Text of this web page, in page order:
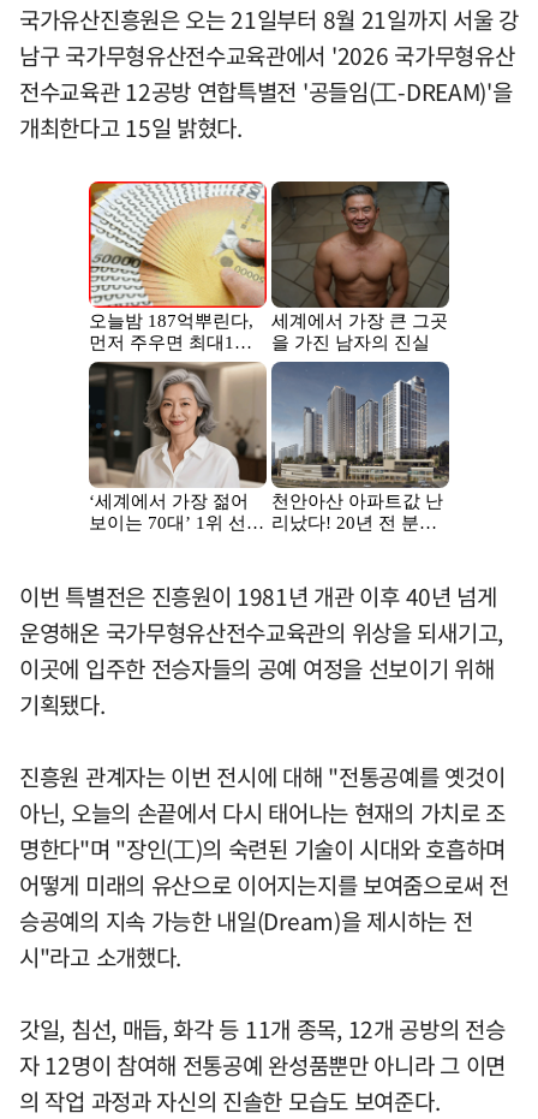
국가유산진흥원은 오는 21일부터 8월 21일까지 서울 강
남구 국가무형유산전수교육관에서 '2026 국가무형유산
전수교육관 12공방 연합특별전 '공들임(工-DREAM)'을
개최한다고 15일 밝혔다.
이번 특별전은 진흥원이 1981년 개관 이후 40년 넘게
운영해온 국가무형유산전수교육관의 위상을 되새기고,
이곳에 입주한 전승자들의 공예 여정을 선보이기 위해
기획됐다.
진흥원 관계자는 이번 전시에 대해 "전통공예를 옛것이
아닌, 오늘의 손끝에서 다시 태어나는 현재의 가치로 조
명한다"며 "장인(工)의 숙련된 기술이 시대와 호흡하며
어떻게 미래의 유산으로 이어지는지를 보여줌으로써 전
승공예의 지속 가능한 내일(Dream)을 제시하는 전
시"라고 소개했다.
갓일, 침선, 매듭, 화각 등 11개 종목, 12개 공방의 전승
자 12명이 참여해 전통공예 완성품뿐만 아니라 그 이면
의 작업 과정과 자신의 진솔한 모습도 보여준다.